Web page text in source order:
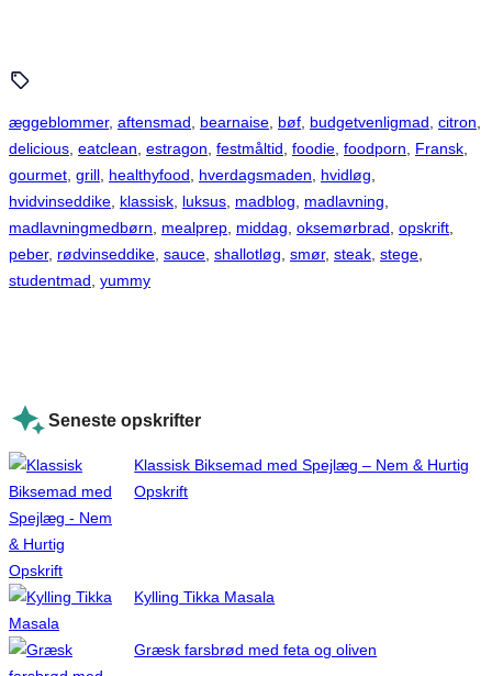
æggeblommer, aftensmad bearnaise bøf budgetvenligmad citron
delicious eatclean estragon festmåltid foodie foodporn Fransk
gourmet grill healthyfood hverdagsmaden hvidløg
hvidvinseddike klassisk luksus madblog madlavning
madlavningmedbørn
mealprep middag oksemørbrad opskrift
peber, rødvinseddike sauce shallotløg smør, steak stege
studentmad yummy
Seneste opskrifter
Klassisk Biksemad med Spejlæg – Nem & Hurtig
Opskrift
Kylling Tikka Masala
Græsk farsbrød med feta og oliven